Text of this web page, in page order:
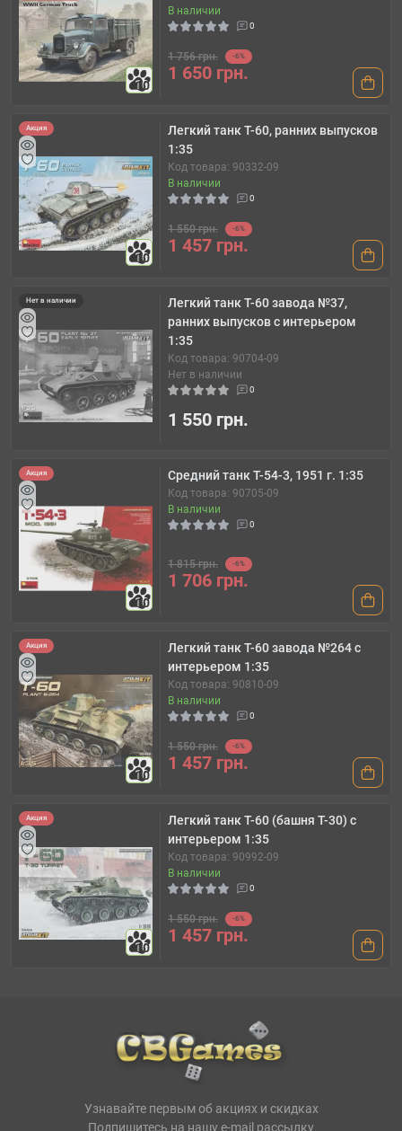
10
В наличии
0
1 756 грн. -6%
1 650 грн.
Акция
10
Легкий танк T-60, ранних выпусков
1:35
Код товара: 90332-09
В наличии
0
1 550 грн. -6%
1 457 грн.
Нет в наличии
Легкий танк Т-60 завода №37,
ранних выпусков с интерьером
1:35
Код товара: 90704-09
Нет в наличии
0
1 550 грн.
Акция
10
Средний танк T-54-3, 1951 г. 1:35
Код товара: 90705-09
В наличии
0
1 815 грн. -6%
1 706 грн.
Акция
10
Легкий танк Т-60 завода №264 с
интерьером 1:35
Код товара: 90810-09
В наличии
0
1 550 грн. -6%
1 457 грн.
Акция
10
Легкий танк Т-60 (башня Т-30) с
интерьером 1:35
Код товара: 90992-09
В наличии
0
1 550 грн. -6%
1 457 грн.
Узнавайте первым об акциях и скидках
Подпишитесь на нашу e-mail рассылку